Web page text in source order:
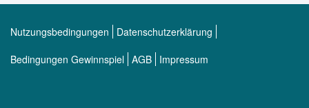
Nutzungsbedingungen
Datenschutzerklärung
Bedingungen Gewinnspiel AGB Impressum